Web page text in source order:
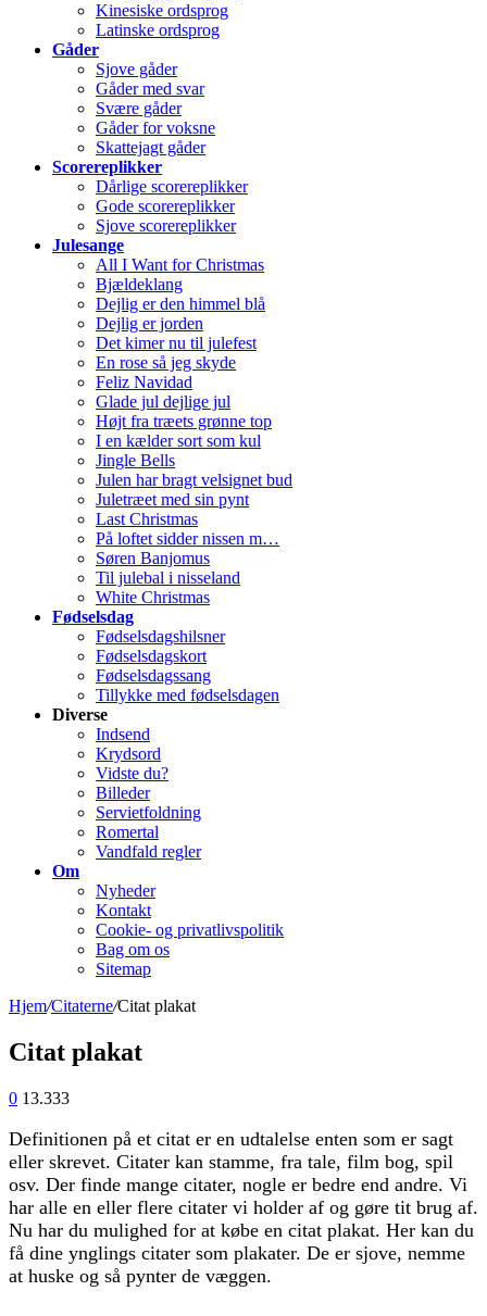
Kinesiske ordsprog
Latinske ordsprog
Gåder
Sjove gåder
Gåder med svar
Svære gåder
Gåder for voksne
Skattejagt gåder
Scorereplikker
Dårlige scorereplikker
Gode scorereplikker
Sjove scorereplikker
Julesange
All I Want for Christmas
Bjældeklang
Dejlig er den himmel blå
Dejlig er jorden
Det kimer nu til julefest
En rose så jeg skyde
Feliz Navidad
Glade jul dejlige jul
Højt fra træets grønne top
I en kælder sort som kul
Jingle Bells
Julen har bragt velsignet bud
Juletræet med sin pynt
Last Christmas
På loftet sidder nissen m…
Søren Banjomus
Til julebal i nisseland
White Christmas
Fødselsdag
Fødselsdagshilsner
Fødselsdagskort
Fødselsdagssang
Tillykke med fødselsdagen
Diverse
Indsend
Krydsord
Vidste du?
Billeder
Servietfoldning
Romertal
Vandfald regler
Om
Nyheder
Kontakt
Cookie- og privatlivspolitik
Bag om os
Sitemap
Hjem/Citaterne/Citat plakat
Citat plakat
0 13.333
Definitionen på et citat er en udtalelse enten som er sagt
eller skrevet. Citater kan stamme, fra tale, film bog, spil
osv. Der finde mange citater, nogle er bedre end andre. Vi
har alle en eller flere citater vi holder af og gøre tit brug af.
Nu har du mulighed for at købe en citat plakat. Her kan du
få dine ynglings citater som plakater. De er sjove, nemme
at huske og så pynter de væggen.